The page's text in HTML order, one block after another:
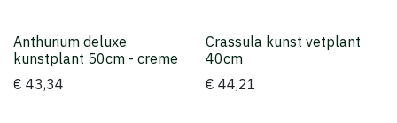
Anthurium deluxe
kunstplant 50cm - creme
€ 43,34
Crassula kunst vetplant
40cm
€ 44,21